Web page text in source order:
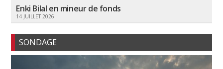
Enki Bilal en mineur de fonds
14 JUILLET 2026
SONDAGE